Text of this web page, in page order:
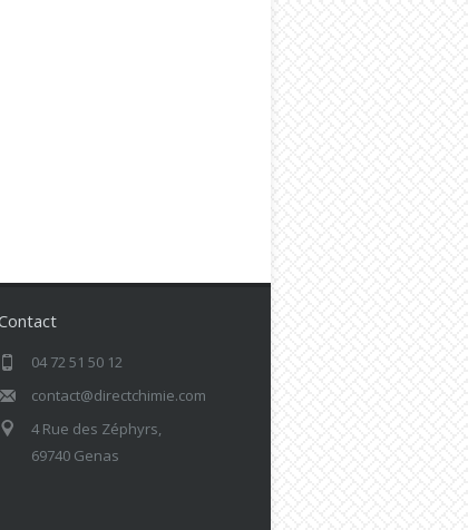
04 72 51 50 12
contact@directchimie.com
4 Rue des Zéphyrs,
69740 Genas